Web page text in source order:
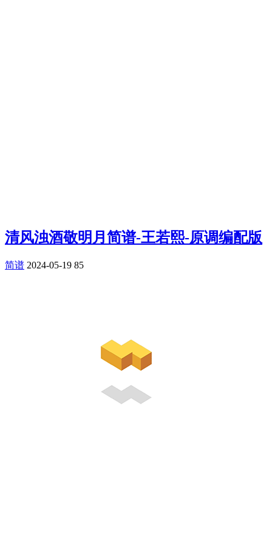
清风浊酒敬明月简谱-王若熙-原调编配版
简谱 2024-05-19 85